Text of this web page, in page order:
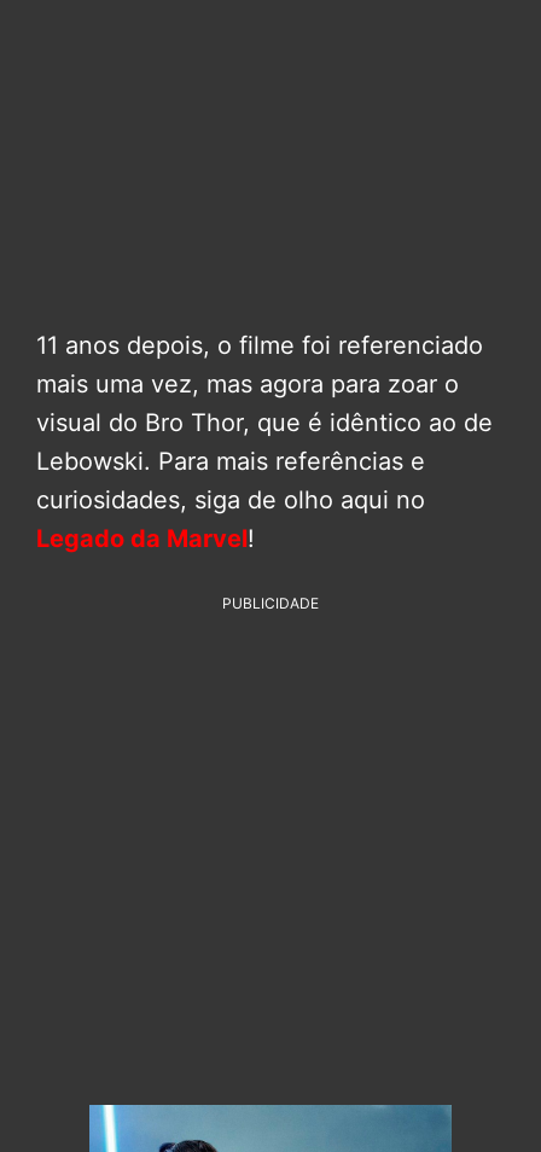
11 anos depois, o filme foi referenciado
mais uma vez, mas agora para zoar o
visual do Bro Thor, que é idêntico ao de
Lebowski. Para mais referências e
curiosidades, siga de olho aqui no
Legado da Marvel!
PUBLICIDADE